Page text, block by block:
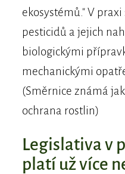
ekosystémů." V
pesticidů a jejich
biologickými
mechanickými
(Směrnice známá
ochrana rostlin)
Legislativa v
platí už více